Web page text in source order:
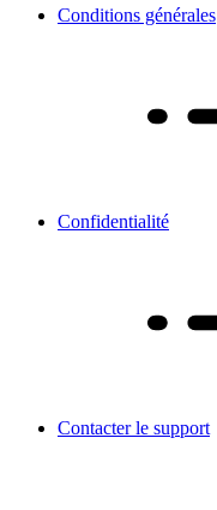
Conditions générales
Confidentialité
Contacter le support